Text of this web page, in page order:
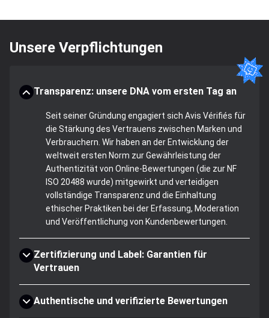
Unsere Verpflichtungen
Transparenz: unsere DNA vom ersten Tag an
Seit seiner Gründung engagiert sich Avis Vérifiés für
die Stärkung des Vertrauens zwischen Marken und
Verbrauchern. Wir haben an der Entwicklung der
weltweit ersten Norm zur Gewährleistung der
Authentizität von Online-Bewertungen (die zur NF
ISO 20488 wurde) mitgewirkt und verteidigen
vollständige Transparenz und die Einhaltung
ethischer Praktiken bei der Erfassung, Moderation
und Veröffentlichung von Kundenbewertungen.
Zertifizierung und Label: Garantien für
Vertrauen
Authentische und verifizierte Bewertungen